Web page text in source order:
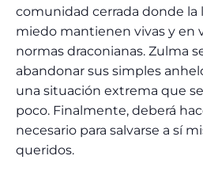
comunidad cerrada donde la
miedo mantienen vivas y en
normas draconianas. Zulma
abandonar sus simples
una situación extrema que
poco. Finalmente, deberá
necesario para salvarse a sí
queridos.